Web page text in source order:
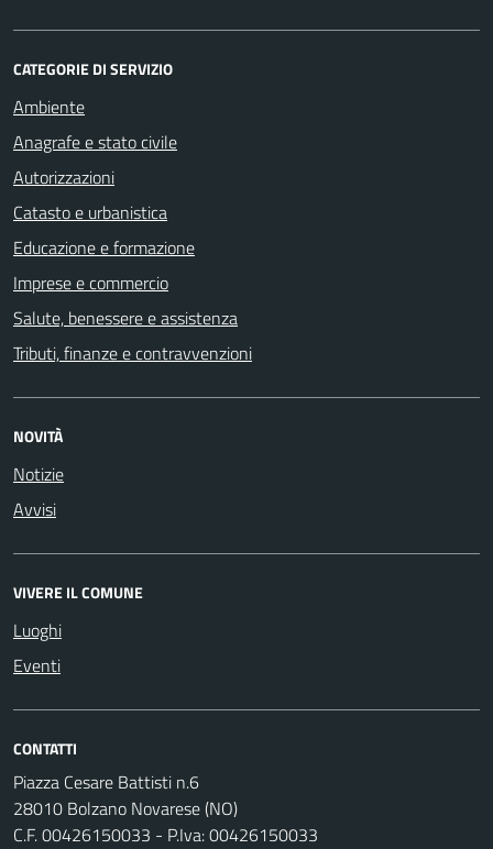
CATEGORIE DI SERVIZIO
Ambiente
Anagrafe e stato civile
Autorizzazioni
Catasto e urbanistica
Educazione e formazione
Imprese e commercio
Salute, benessere e assistenza
Tributi, finanze e contravvenzioni
NOVITÀ
Notizie
Avvisi
VIVERE IL COMUNE
Luoghi
Eventi
CONTATTI
Piazza Cesare Battisti n.6
28010 Bolzano Novarese (NO)
C.F. 00426150033 - P.Iva: 00426150033